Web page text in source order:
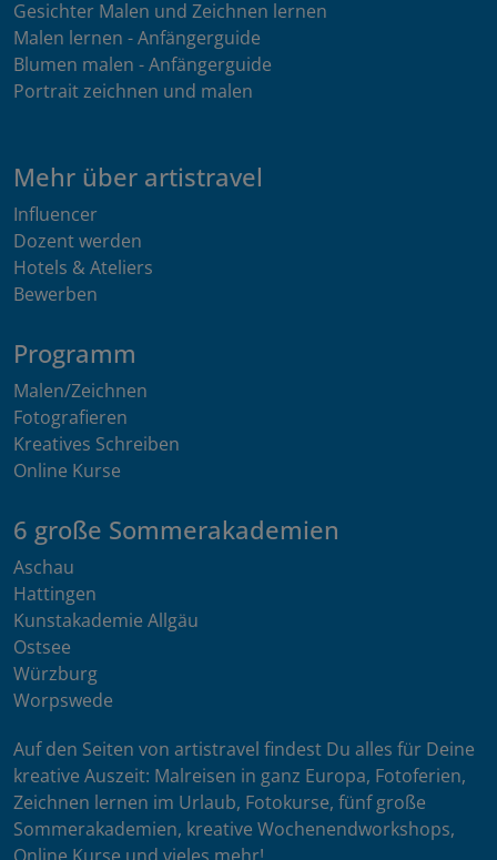
Gesichter Malen und Zeichnen lernen
Malen lernen - Anfängerguide
Blumen malen - Anfängerguide
Portrait zeichnen und malen
Mehr über artistravel
Influencer
Dozent werden
Hotels & Ateliers
Bewerben
Programm
Malen/Zeichnen
Fotografieren
Kreatives Schreiben
Online Kurse
6 große Sommerakademien
Aschau
Hattingen
Kunstakademie Allgäu
Ostsee
Würzburg
Worpswede
Auf den Seiten von artistravel findest Du alles für Deine
kreative Auszeit: Malreisen in ganz Europa, Fotoferien,
Zeichnen lernen im Urlaub, Fotokurse, fünf große
Sommerakademien, kreative Wochenendworkshops,